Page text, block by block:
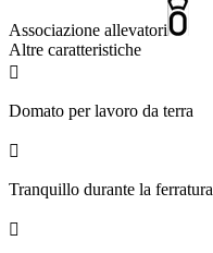
Associazione allevatori
Altre caratteristiche

Domato per lavoro da terra

Tranquillo durante la ferratura
